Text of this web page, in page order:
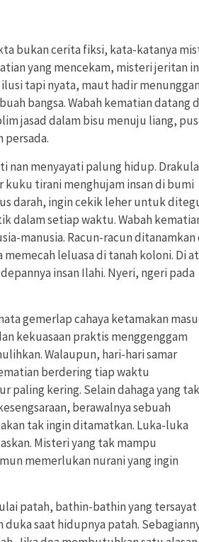
bukan cerita fiksi, kata-katanya
yang mencekam, misteri jeritan
tapi nyata, maut hadir
bangsa. Wabah kematian datang
jasad dalam bisu menuju liang,
persada.
nan menyayati palung hidup. Drakula
kuku tirani menghujam insan di bumi
darah, ingin cekik leher untuk
dalam setiap waktu. Wabah
manusia. Racun-racun ditanamkan
leluasa di tanah koloni. Di
insan Ilahi. Nyeri, ngeri pada
gemerlap cahaya ketamakan
kekuasaan praktis menggenggam
Walaupun, hari-hari samar
berdering tiap waktu
paling kering. Selain dahaga yang
berawalnya sebuah
tak ingin ditamatkan. Luka-luka
Misteri yang tak mampu
memerlukan nurani yang ingin
patah, bathin-bathin yang tersayat
saat hidupnya patah.